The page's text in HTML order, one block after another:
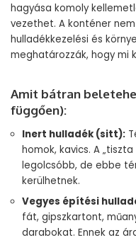
hagyása komoly
vezethet. A konténer
hulladékkezelési és
meghatározzák, hogy mi
Amit bátran
függően):
Inert hulladék (sitt):
homok, kavics. A
legolcsóbb, de ebbe
kerülhetnek.
Vegyes építési
fát, gipszkartont,
darabokat. Ennek az